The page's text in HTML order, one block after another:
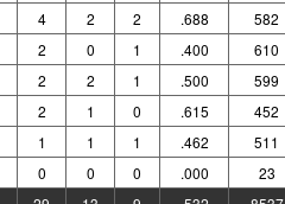
4 2 2 .688 582
2 0 1 .400 610
2 2 1 .500 599
2 1 0 .615 452
1 1 1 .462 511
0 0 0 .000 23